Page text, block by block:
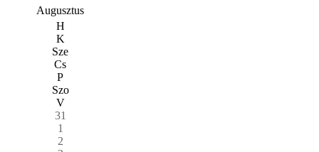
Augusztus
H
K
Sze
Cs
P
Szo
V
31
1
2